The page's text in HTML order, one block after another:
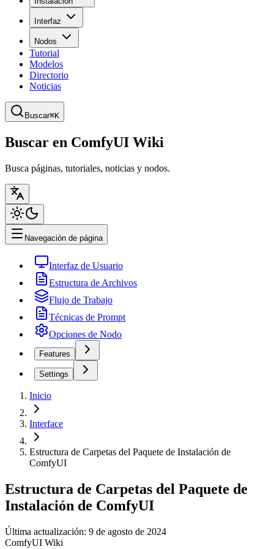
Interfaz
Nodos
Tutorial
Modelos
Directorio
Noticias
Buscar⌘K
Buscar en ComfyUI Wiki
Busca páginas, tutoriales, noticias y nodos.
Navegación de página
Interfaz de Usuario
Estructura de Archivos
Flujo de Trabajo
Técnicas de Prompt
Opciones de Nodo
Features
Settings
Inicio
Interface
Estructura de Carpetas del Paquete de Instalación de
ComfyUI
Estructura de Carpetas del Paquete de
Instalación de ComfyUI
Última actualización: 9 de agosto de 2024
ComfyUI Wiki